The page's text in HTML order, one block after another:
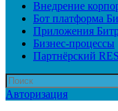
Внедрение
Бот платформа
Приложения
Бизнес-процессы
Партнёрский
Авторизация